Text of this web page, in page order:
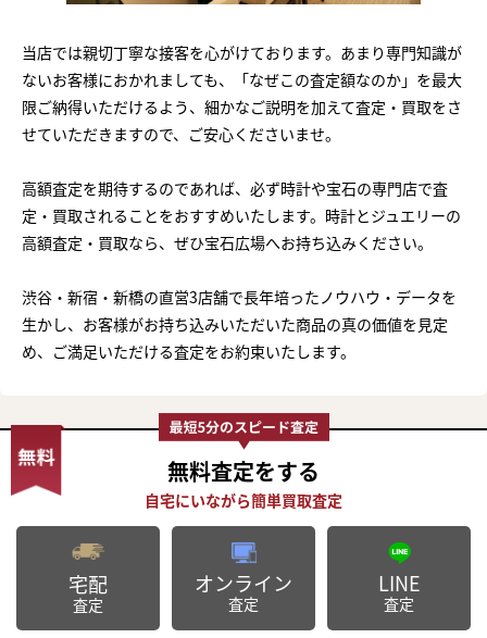
当店では親切丁寧な接客を心がけております。あまり専門知識が
ないお客様におかれましても、「なぜこの査定額なのか」を最大
限ご納得いただけるよう、細かなご説明を加えて査定・買取をさ
せていただきますので、ご安心くださいませ。
高額査定を期待するのであれば、必ず時計や宝石の専門店で査
定・買取されることをおすすめいたします。時計とジュエリーの
高額査定・買取なら、ぜひ宝石広場へお持ち込みください。
渋谷・新宿・新橋の直営3店舗で長年培ったノウハウ・データを
生かし、お客様がお持ち込みいただいた商品の真の価値を見定
め、ご満足いただける査定をお約束いたします。
無料査定をする
宅配
査定
オンライン
査定
LINE
査定